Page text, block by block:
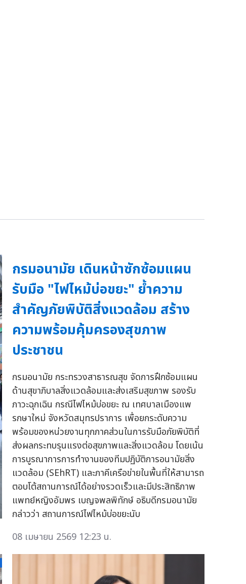
กรมอนามัย เดินหน้าซักซ้อมแผน
รับมือ "ไฟไหม้บ่อขยะ" ย้ำความ
สำคัญภัยพิบัติสิ่งแวดล้อม สร้าง
ความพร้อมคุ้มครองสุขภาพ
ประชาชน
กรมอนามัย กระทรวงสาธารณสุข จัดการฝึกซ้อมแผน
ด้านสุขาภิบาลสิ่งแวดล้อมและส่งเสริมสุขภาพ รองรับ
ภาวะฉุกเฉิน กรณีไฟไหม้บ่อขยะ ณ เทศบาลเมืองแพ
รกษาใหม่ จังหวัดสมุทรปราการ เพื่อยกระดับความ
พร้อมของหน่วยงานทุกภาคส่วนในการรับมือภัยพิบัติที่
ส่งผลกระทบรุนแรงต่อสุขภาพและสิ่งแวดล้อม โดยเน้น
การบูรณาการการทำงานของทีมปฏิบัติการอนามัยสิ่ง
แวดล้อม (SEhRT) และภาคีเครือข่ายในพื้นที่ให้สามารถ
ตอบโต้สถานการณ์ได้อย่างรวดเร็วและมีประสิทธิภาพ
แพทย์หญิงอัมพร เบญจพลพิทักษ์ อธิบดีกรมอนามัย
กล่าวว่า สถานการณ์ไฟไหม้บ่อขยะนับ
08 เมษายน 2569 12:23 น.